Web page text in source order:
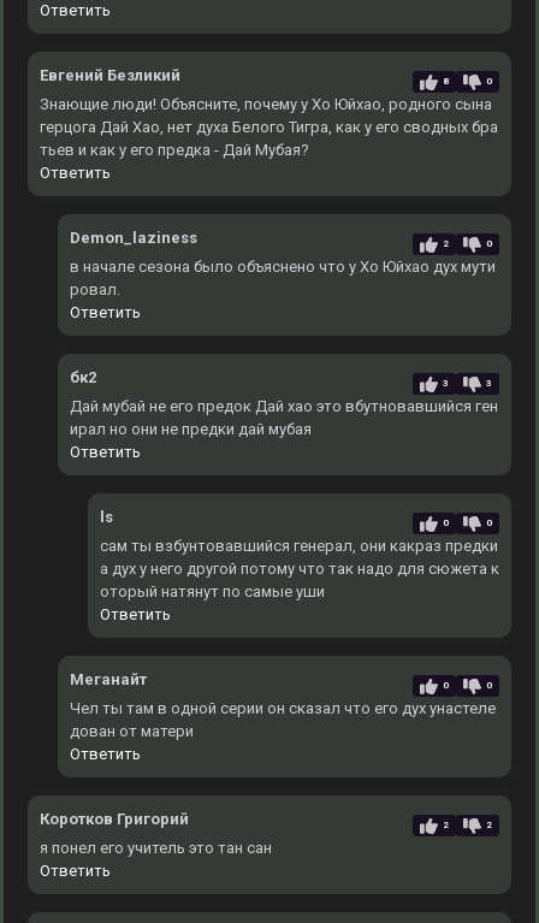
Ответить
Евгений Безликий 8 0
Знающие люди! Объясните, почему у Хо Юйхао, родного сына
герцога Дай Хао, нет духа Белого Тигра, как у его сводных бра
тьев и как у его предка - Дай Мубая?
Ответить
Demon_laziness 2 0
в начале сезона было объяснено что у Хо Юйхао дух мути
ровал.
Ответить
бк2 3 3
Дай мубай не его предок Дай хао это вбутновавшийся ген
ирал но они не предки дай мубая
Ответить
ls 0 0
сам ты взбунтовавшийся генерал, они какраз предки
а дух у него другой потому что так надо для сюжета к
оторый натянут по самые уши
Ответить
Меганайт 0 0
Чел ты там в одной серии он сказал что его дух унастеле
дован от матери
Ответить
Коротков Григорий 2 2
я понел его учитель это тан сан
Ответить